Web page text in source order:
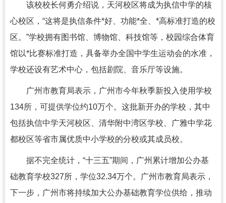
该校校长何勇介绍说，天河校区将成为执信中学的核
心校区，“这将是执信条件*好、功能*全、*高标准打造的校
区。”学校拥有图书馆、博物馆、科技馆等，校园综合体育
馆以*比赛标准打造，具备举办全国中学生运动会的水准，
学校还设有艺术中心，包括剧院、音乐厅等设施。
广州市教育局表示，广州市今年秋季新投入使用学校
134所，可提供学位约10万个。这批新开办的学校，其中
包括执信中学天河校区、清华附中湾区学校、广雅中学花
都校区等省市属优质中小学校的分校或其成员校。
据不完全统计，“十三五”期间，广州累计增加公办基
础教育学校327所，学位32.34万个。广州市教育局表示，
下一步，广州市将持续加大公办基础教育学位供给，推动